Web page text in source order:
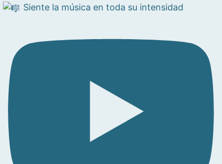
Siente la música en toda su intensidad